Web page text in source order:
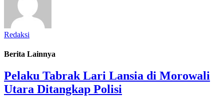
Redaksi
Berita Lainnya
Pelaku Tabrak Lari Lansia di Morowali
Utara Ditangkap Polisi